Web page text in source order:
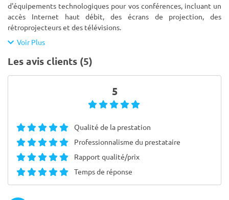
d'équipements technologiques pour vos conférences, incluant un
accès Internet haut débit, des écrans de projection, des
rétroprojecteurs et des télévisions.
Voir Plus
Les avis clients (5)
5
Qualité de la prestation
Professionnalisme du prestataire
Rapport qualité/prix
Temps de réponse